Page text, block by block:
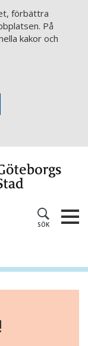
förbättra
På
kakor och
SÖK